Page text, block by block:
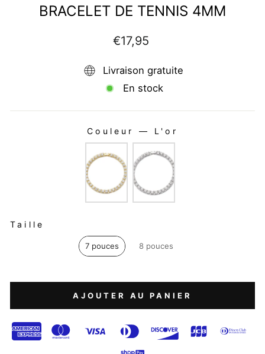
BRACELET DE TENNIS 4MM
Prix
régulier
€17,95
Livraison gratuite
En stock
Couleur — L'or
TAILLE
Taille
7 pouces 8 pouces
AJOUTER AU PANIER